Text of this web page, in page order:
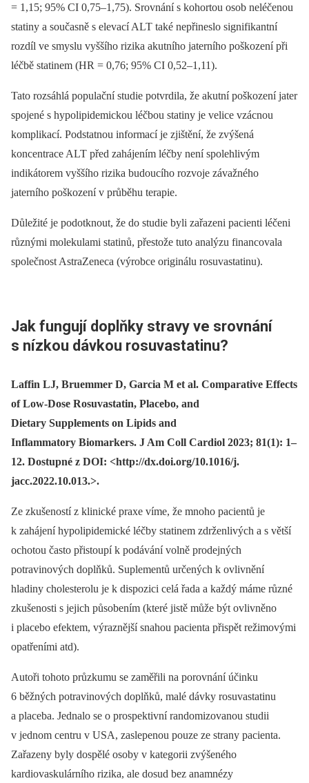
= 1,15; 95% CI 0,75–1,75). Srovnání s kohortou osob neléčenou
statiny a současně s elevací ALT také nepřineslo signifikantní
rozdíl ve smyslu vyššího rizika akutního jaterního poškození při
léčbě statinem (HR = 0,76; 95% CI 0,52–1,11).
Tato rozsáhlá populační studie potvrdila, že akutní poškození jater
spojené s hypolipidemickou léčbou statiny je velice vzácnou
komplikací. Podstatnou informací je zjištění, že zvýšená
koncentrace ALT před zahájením léčby není spolehlivým
indikátorem vyššího rizika budoucího rozvoje závažného
jaterního poškození v průběhu terapie.
Důležité je podotknout, že do studie byli zařazeni pacienti léčeni
různými molekulami statinů, přestože tuto analýzu financovala
společnost AstraZeneca (výrobce originálu rosuvastatinu).
Jak fungují doplňky stravy ve srovnání
s nízkou dávkou rosuvastatinu?
Laffin LJ, Bruemmer D, Garcia M et al. Comparative Effects
of Low-Dose Rosuvastatin, Placebo, and
Dietary Supplements on Lipids and
Inflammatory Biomarkers. J Am Coll Cardiol 2023; 81(1): 1–
12. Dostupné z DOI: <http://dx.doi.org/10.1016/j.
jacc.2022.10.013.>.
Ze zkušeností z klinické praxe víme, že mnoho pacientů je
k zahájení hypolipidemické léčby statinem zdrženlivých a s větší
ochotou často přistoupí k podávání volně prodejných
potravinových doplňků. Suplementů určených k ovlivnění
hladiny cholesterolu je k dispozici celá řada a každý máme různé
zkušenosti s jejich působením (které jistě může být ovlivněno
i placebo efektem, výraznější snahou pacienta přispět režimovými
opatřeními atd).
Autoři tohoto průzkumu se zaměřili na porovnání účinku
6 běžných potravinových doplňků, malé dávky rosuvastatinu
a placeba. Jednalo se o prospektivní randomizovanou studii
v jednom centru v USA, zaslepenou pouze ze strany pacienta.
Zařazeny byly dospělé osoby v kategorii zvýšeného
kardiovaskulárního rizika, ale dosud bez anamnézy